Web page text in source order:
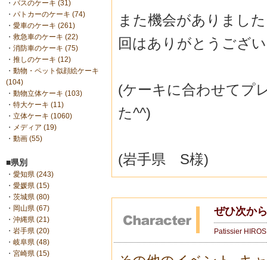
・ バスのケーキ (31)
・ パトカーのケーキ (74)
・ 愛車のケーキ (261)
・ 救急車のケーキ (22)
・ 消防車のケーキ (75)
・ 推しのケーキ (12)
・ 動物・ペット似顔絵ケーキ
(104)
・ 動物立体ケーキ (103)
・ 特大ケーキ (11)
・ 立体ケーキ (1060)
・ メディア (19)
・ 動画 (55)
■県別
・ 愛知県 (243)
・ 愛媛県 (15)
・ 茨城県 (80)
・ 岡山県 (67)
・ 沖縄県 (21)
・ 岩手県 (20)
・ 岐阜県 (48)
・ 宮崎県 (15)
また機会がありまし
回はありがとうござ
(ケーキに合わせてプ
た^^)
(岩手県 S様)
ぜひ次か
Patissier